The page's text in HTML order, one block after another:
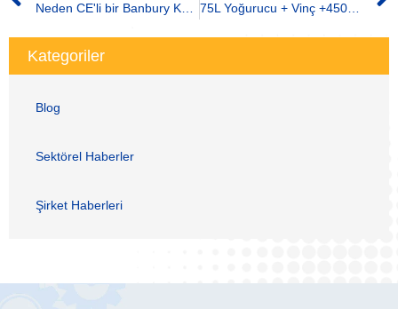
Kategoriler
Blog
Sektörel Haberler
Şirket Haberleri
Neden CE'li bir Banbury Kauçuk İç Karıştırıcı Seçmelisiniz
75L Yoğurucu + Vinç +450 Kauçuk Açık Karıştırıcı + Batch Off Soğutucu